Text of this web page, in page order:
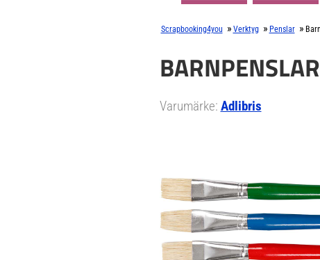
Scrapbooking4you » Verktyg » Penslar »
Varumärke: Adlibris